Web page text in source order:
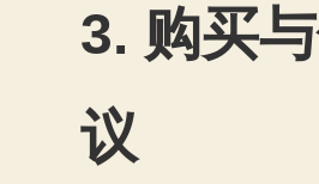
3. 购买
议